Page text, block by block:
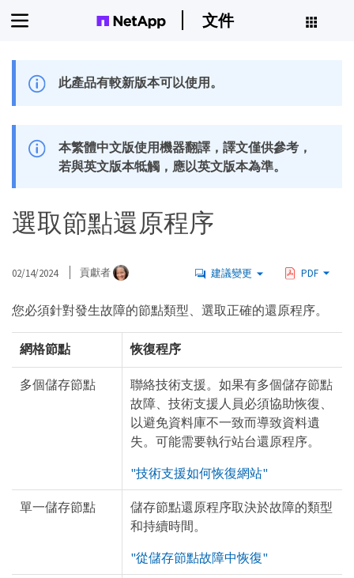
文件
此產品有較新版本可以使用。
本繁體中文版使用機器翻譯，譯文僅供參考，
若與英文版本牴觸，應以英文版本為準。
選取節點還原程序
02/14/2024 貢獻者 建議變更 PDF
您必須針對發生故障的節點類型、選取正確的還原程序。
網格節點 恢復程序
多個儲存節點
聯絡技術支援。如果有多個儲存節點
故障、技術支援人員必須協助恢復、
以避免資料庫不一致而導致資料遺
失。可能需要執行站台還原程序。
"技術支援如何恢復網站"
單一儲存節點
儲存節點還原程序取決於故障的類型
和持續時間。
"從儲存節點故障中恢復"